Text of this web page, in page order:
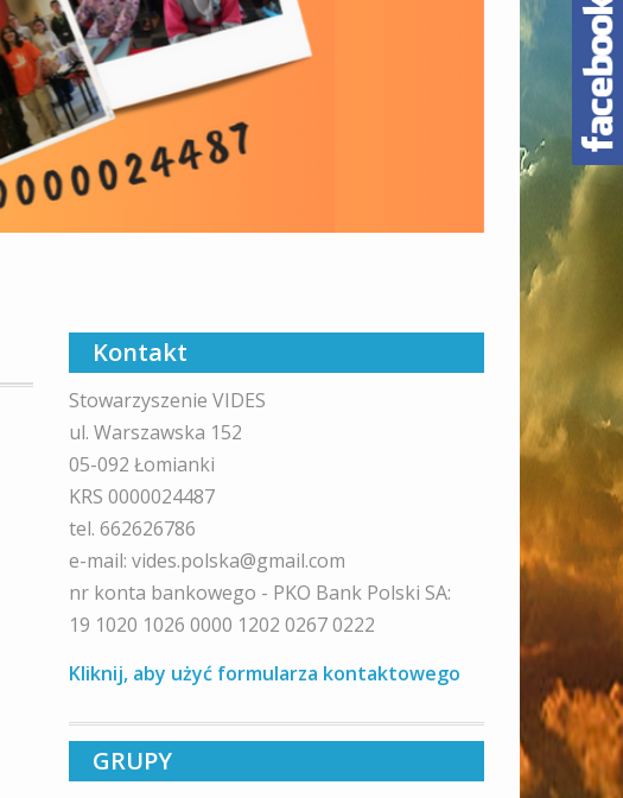
Kontakt
Stowarzyszenie VIDES
ul. Warszawska 152
05-092 Łomianki
KRS 0000024487
tel. 662626786
e-mail: vides.polska@gmail.com
nr konta bankowego - PKO Bank Polski SA:
19 1020 1026 0000 1202 0267 0222
Kliknij, aby użyć formularza kontaktowego
GRUPY